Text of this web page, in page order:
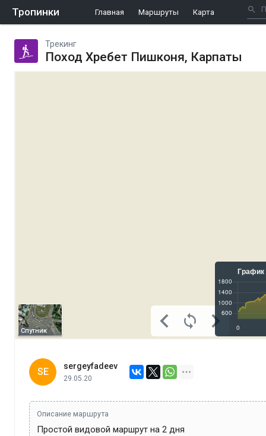
Тропинки Главная Маршруты Карта
Трекинг
Поход Хребет Пишконя, Карпаты
Спутник
SE
sergeyfadeev
29.05.20
Описание маршрута
Простой видовой маршрут на 2 дня